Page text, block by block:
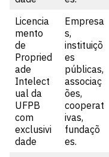
Licencia
mento
de
Propried
ade
Intelect
ual da
UFPB
com
exclusivi
dade
Empresa
s,
instituiçõ
es
públicas,
associaç
ões,
cooperat
ivas,
fundaçõ
es.